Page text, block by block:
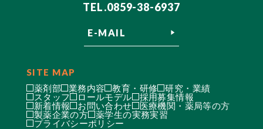
TEL.0859-38-6937
E-MAIL
SITE MAP
薬剤部 業務内容 教育・研修
研究・業績
スタッフ
ロールモデル
採用募集情報
新着情報
お問い合わせ
医療機関・薬局等の方
製薬企業の方
薬学生の実務実習
プライバシーポリシー